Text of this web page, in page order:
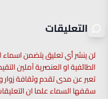
التعليقات
لن ينشر أي تعليق يتضمن اسماء
الطائفية او العنصرية آملين
تعبر عن مدى تقدم وثقافة زوار
سقفها السماء علما ان